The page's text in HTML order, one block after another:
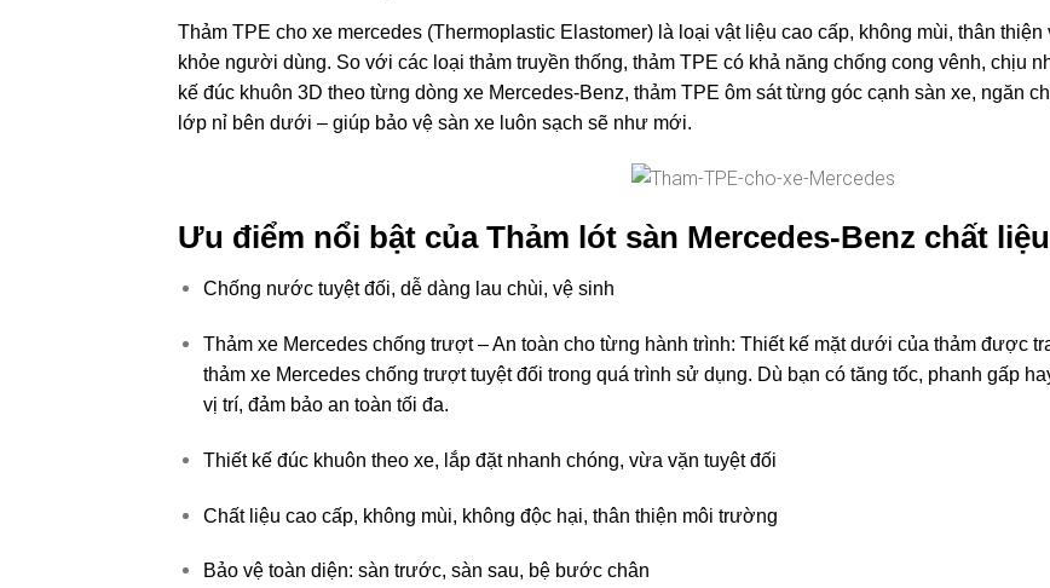
Thảm TPE cho xe mercedes (Thermoplastic Elastomer) là loại vật liệu cao cấp, không mùi, thân
khỏe người dùng. So với các loại thảm truyền thống, thảm TPE có khả năng chống cong vênh, chịu
kế đúc khuôn 3D theo từng dòng xe Mercedes-Benz, thảm TPE ôm sát từng góc cạnh sàn xe, ngăn
lớp nỉ bên dưới – giúp bảo vệ sàn xe luôn sạch sẽ như mới.
Ưu điểm nổi bật của Thảm lót sàn Mercedes-Benz chất
Chống nước tuyệt đối, dễ dàng lau chùi, vệ sinh
Thảm xe Mercedes chống trượt – An toàn cho từng hành trình: Thiết kế mặt dưới của thảm được
thảm xe Mercedes chống trượt tuyệt đối trong quá trình sử dụng. Dù bạn có tăng tốc, phanh gấp
vị trí, đảm bảo an toàn tối đa.
Thiết kế đúc khuôn theo xe, lắp đặt nhanh chóng, vừa vặn tuyệt đối
Chất liệu cao cấp, không mùi, không độc hại, thân thiện môi trường
Bảo vệ toàn diện: sàn trước, sàn sau, bệ bước chân